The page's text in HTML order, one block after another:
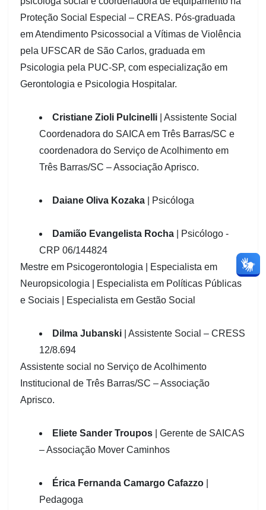
Proteção Social Especial – CREAS. Pós-graduada
em Atendimento Psicossocial a Vítimas de Violência
pela UFSCAR de São Carlos, graduada em
Psicologia pela PUC-SP, com especialização em
Gerontologia e Psicologia Hospitalar.
Cristiane Zioli Pulcinelli
| Assistente Social
Coordenadora do SAICA em Três Barras/SC e
coordenadora do Serviço de Acolhimento em
Três Barras/SC – Associação Aprisco.
Daiane Oliva Kozaka | Psicóloga
Damião Evangelista Rocha
| Psicólogo -
CRP 06/144824
Mestre em Psicogerontologia | Especialista em
Neuropsicologia | Especialista em Políticas Públicas
e Sociais | Especialista em Gestão Social
Dilma Jubanski
| Assistente Social – CRESS
12/8.694
Assistente social no Serviço de Acolhimento
Institucional de Três Barras/SC – Associação
Aprisco.
Eliete Sander Troupos
| Gerente de SAICAS
– Associação Mover Caminhos
Érica Fernanda Camargo Cafazzo
Pedagoga